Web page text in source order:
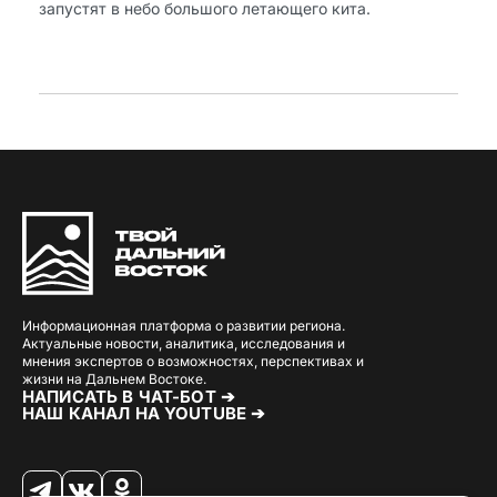
запустят в небо большого летающего кита.
Информационная платформа о развитии региона.
Актуальные новости, аналитика, исследования и
мнения экспертов о возможностях, перспективах и
жизни на Дальнем Востоке.
НАПИСАТЬ В ЧАТ-БОТ ➔
НАШ КАНАЛ НА YOUTUBE ➔